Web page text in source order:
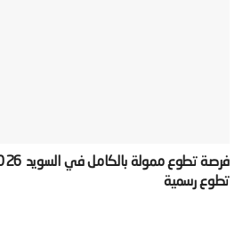
تطوع رسمية‬